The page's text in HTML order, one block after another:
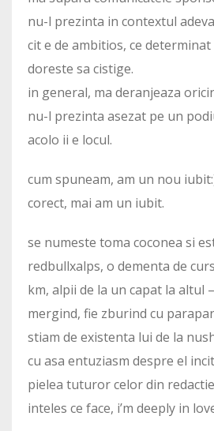
nu-l prezinta in contextul
cit e de ambitios, ce
doreste sa cistige.
in general, ma deranjeaza
nu-l prezinta asezat pe un
acolo ii e locul.
cum spuneam, am un nou
corect, mai am un iubit.
se numeste toma coconea si
redbullxalps, o dementa de
km, alpii de la un capat la altul
mergind, fie zburind cu
stiam de existenta lui de la
cu asa entuziasm despre el
pielea tuturor celor din
inteles ce face, i’m deeply in